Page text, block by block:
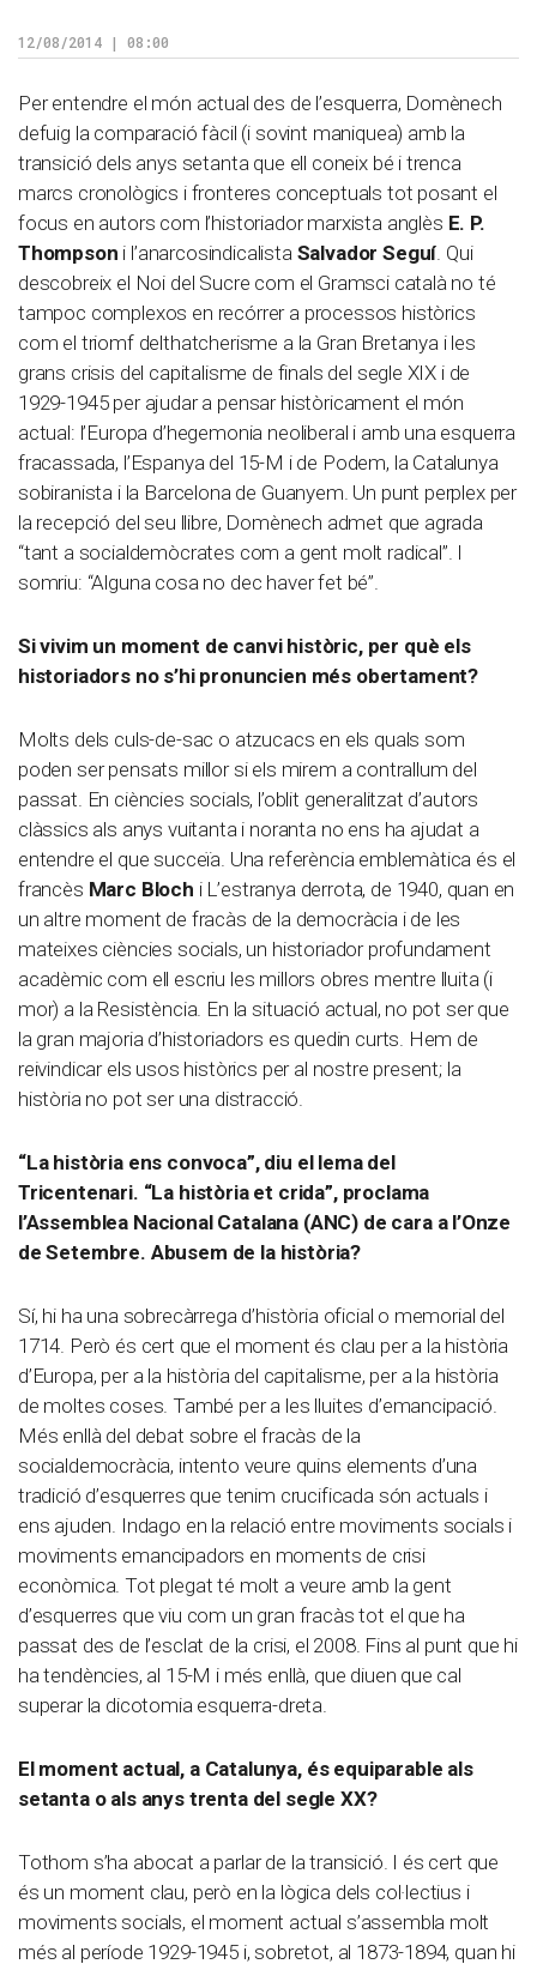
12/08/2014 | 08:00
Per entendre el món actual des de l’esquerra, Domènech
defuig la comparació fàcil (i sovint maniquea) amb la
transició dels anys setanta que ell coneix bé i trenca
marcs cronològics i fronteres conceptuals tot posant el
focus en autors com l’historiador marxista anglès E. P.
Thompson i l’anarcosindicalista Salvador Seguí. Qui
descobreix el Noi del Sucre com el Gramsci català no té
tampoc complexos en recórrer a processos històrics
com el triomf delthatcherisme a la Gran Bretanya i les
grans crisis del capitalisme de finals del segle XIX i de
1929-1945 per ajudar a pensar històricament el món
actual: l’Europa d’hegemonia neoliberal i amb una esquerra
fracassada, l’Espanya del 15-M i de Podem, la Catalunya
sobiranista i la Barcelona de Guanyem. Un punt perplex per
la recepció del seu llibre, Domènech admet que agrada
“tant a socialdemòcrates com a gent molt radical”. I
somriu: “Alguna cosa no dec haver fet bé”.
Si vivim un moment de canvi històric, per què els
historiadors no s’hi pronuncien més obertament?
Molts dels culs-de-sac o atzucacs en els quals som
poden ser pensats millor si els mirem a contrallum del
passat. En ciències socials, l’oblit generalitzat d’autors
clàssics als anys vuitanta i noranta no ens ha ajudat a
entendre el que succeïa. Una referència emblemàtica és el
francès Marc Bloch i L’estranya derrota, de 1940, quan en
un altre moment de fracàs de la democràcia i de les
mateixes ciències socials, un historiador profundament
acadèmic com ell escriu les millors obres mentre lluita (i
mor) a la Resistència. En la situació actual, no pot ser que
la gran majoria d’historiadors es quedin curts. Hem de
reivindicar els usos històrics per al nostre present; la
història no pot ser una distracció.
“La història ens convoca”, diu el lema del
Tricentenari. “La història et crida”, proclama
l’Assemblea Nacional Catalana (ANC) de cara a l’Onze
de Setembre. Abusem de la història?
Sí, hi ha una sobrecàrrega d’història oficial o memorial del
1714. Però és cert que el moment és clau per a la història
d’Europa, per a la història del capitalisme, per a la història
de moltes coses. També per a les lluites d’emancipació.
Més enllà del debat sobre el fracàs de la
socialdemocràcia, intento veure quins elements d’una
tradició d’esquerres que tenim crucificada són actuals i
ens ajuden. Indago en la relació entre moviments socials i
moviments emancipadors en moments de crisi
econòmica. Tot plegat té molt a veure amb la gent
d’esquerres que viu com un gran fracàs tot el que ha
passat des de l’esclat de la crisi, el 2008. Fins al punt que hi
ha tendències, al 15-M i més enllà, que diuen que cal
superar la dicotomia esquerra-dreta.
El moment actual, a Catalunya, és equiparable als
setanta o als anys trenta del segle XX?
Tothom s’ha abocat a parlar de la transició. I és cert que
és un moment clau, però en la lògica dels col·lectius i
moviments socials, el moment actual s’assembla molt
més al període 1929-1945 i, sobretot, al 1873-1894, quan hi